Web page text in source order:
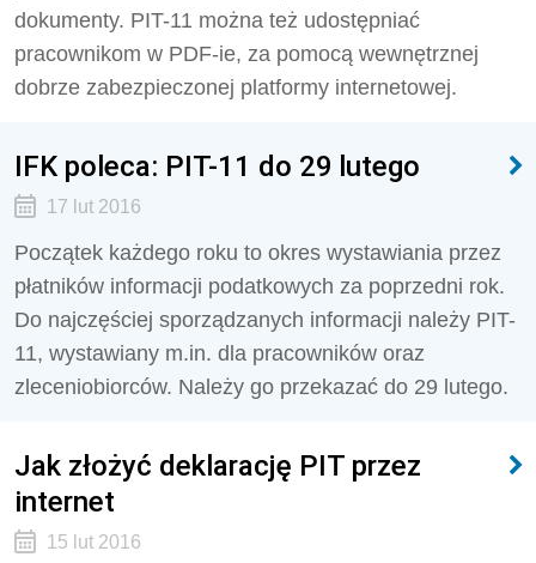
dokumenty. PIT-11 można też udostępniać
pracownikom w PDF-ie, za pomocą wewnętrznej
dobrze zabezpieczonej platformy internetowej.
IFK poleca: PIT-11 do 29 lutego
17 lut 2016
Początek każdego roku to okres wystawiania przez
płatników informacji podatkowych za poprzedni rok.
Do najczęściej sporządzanych informacji należy PIT-
11, wystawiany m.in. dla pracowników oraz
zleceniobiorców. Należy go przekazać do 29 lutego.
Jak złożyć deklarację PIT przez
internet
15 lut 2016